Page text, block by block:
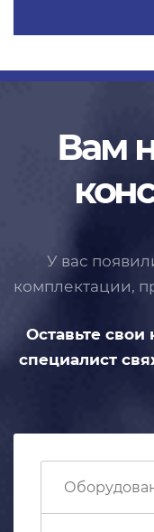
Вам
У вас
комплектации,
Оставьте
специалист